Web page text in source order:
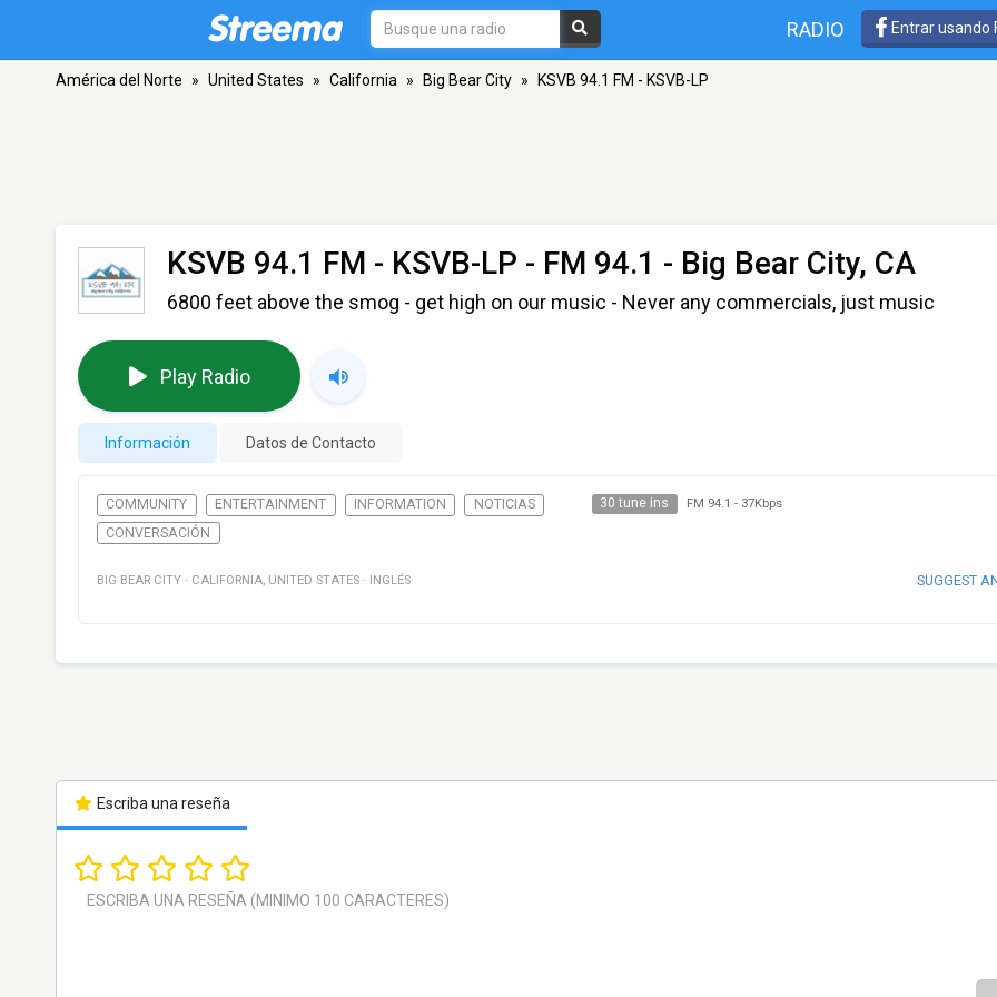
RADIO Entrar usando
América del Norte » United States » California » Big Bear City » KSVB 94.1 FM - KSVB-LP
KSVB 94.1 FM - KSVB-LP - FM 94.1 - Big Bear City, CA
6800 feet above the smog - get high on our music - Never any commercials, just music
Play Radio
Información Datos de Contacto
COMMUNITY ENTERTAINMENT INFORMATION
NOTICIAS
CONVERSACIÓN
30 tune ins FM 94.1 - 37Kbps
BIG BEAR CITY · CALIFORNIA, UNITED STATES · INGLÉS SUGGEST
Escriba una reseña